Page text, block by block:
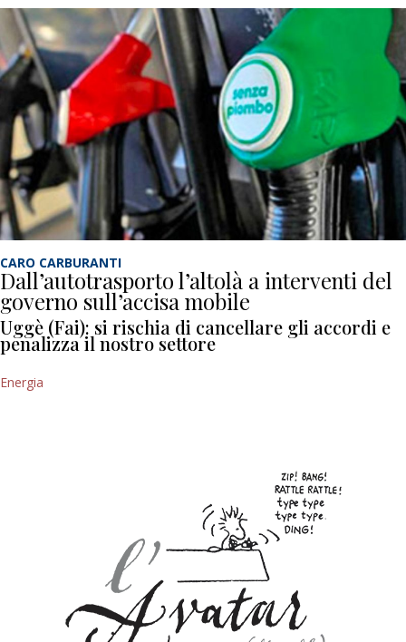
CARO CARBURANTI
Dall’autotrasporto l’altolà a interventi del
governo sull’accisa mobile
Uggè (Fai): si rischia di cancellare gli accordi e
penalizza il nostro settore
Energia